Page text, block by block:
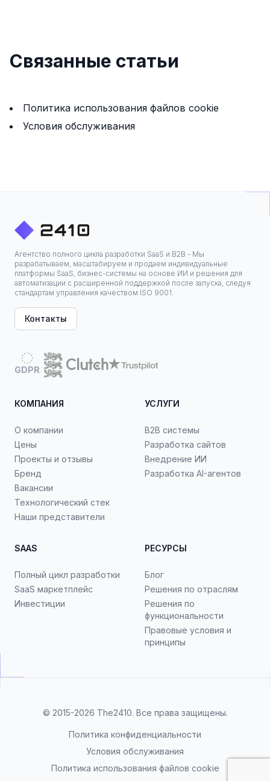
Связанные статьи
Политика использования файлов cookie
Услoвия обслуживания
Агентство полного цикла разработки SaaS и B2B - Мы
разрабатываем, масштабируем и продаем индивидуальные
платформы SaaS, бизнес-системы на основе ИИ и решения для
автоматизации с расширенной поддержкой после запуска, следуя
стандартам управления качеством ISO 9001.
Контакты
GDPR
КОМПАНИЯ
О компании
Цены
Проекты и отзывы
Бренд
Вакансии
Технологический стек
Наши представители
УСЛУГИ
B2B системы
Разработка сайтов
Внедрение ИИ
Разработка AI-агентов
SAAS
Полный цикл разработки
SaaS маркетплейс
Инвестиции
РЕСУРСЫ
Блог
Решения по отраслям
Решения по
функциональности
Правовые условия и
принципы
© 2015-2026 The2410. Все права защищены.
Политика конфиденциальности
Условия обслуживания
Политика использования файлов cookie